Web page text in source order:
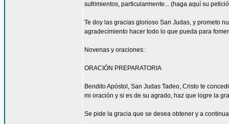
sufrimientos, particularmente... (haga aquí su
Te doy las gracias glorioso San Judas, y prometo
agradecimiento hacer todo lo que pueda para
Novenas y oraciones:
ORACIÓN PREPARATORIA
Bendito Apóstol, San Judas Tadeo, Cristo te
mi oración y si es de su agrado, haz que logre la
Se pide la gracia que se desea obtener y a